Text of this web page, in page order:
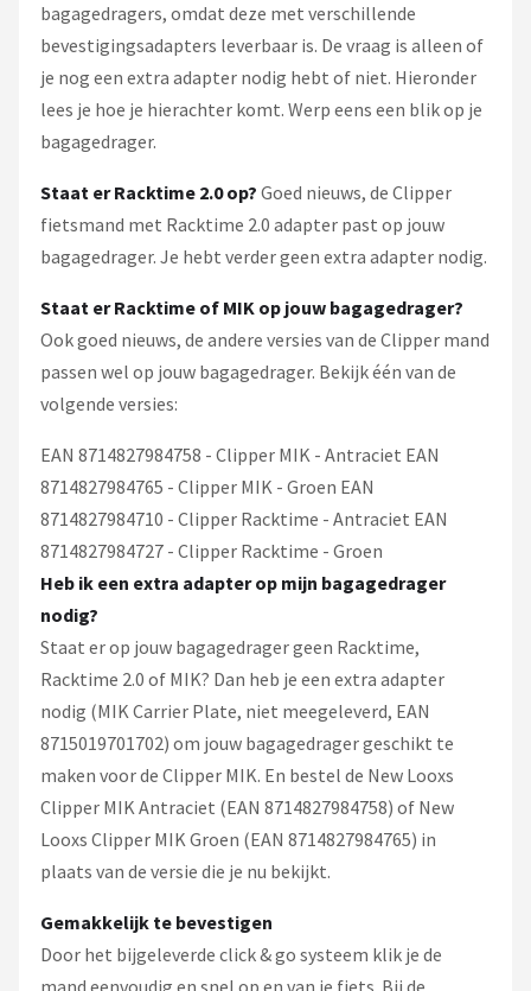
bagagedragers, omdat deze met verschillende
bevestigingsadapters leverbaar is. De vraag is alleen of
je nog een extra adapter nodig hebt of niet. Hieronder
lees je hoe je hierachter komt. Werp eens een blik op je
bagagedrager.
Staat er Racktime 2.0 op? Goed nieuws, de Clipper
fietsmand met Racktime 2.0 adapter past op jouw
bagagedrager. Je hebt verder geen extra adapter nodig.
Staat er Racktime of MIK op jouw bagagedrager?
Ook goed nieuws, de andere versies van de Clipper mand
passen wel op jouw bagagedrager. Bekijk één van de
volgende versies:
EAN 8714827984758 - Clipper MIK - Antraciet EAN
8714827984765 - Clipper MIK - Groen EAN
8714827984710 - Clipper Racktime - Antraciet EAN
8714827984727 - Clipper Racktime - Groen
Heb ik een extra adapter op mijn bagagedrager
nodig?
Staat er op jouw bagagedrager geen Racktime,
Racktime 2.0 of MIK? Dan heb je een extra adapter
nodig (MIK Carrier Plate, niet meegeleverd, EAN
8715019701702) om jouw bagagedrager geschikt te
maken voor de Clipper MIK. En bestel de New Looxs
Clipper MIK Antraciet (EAN 8714827984758) of New
Looxs Clipper MIK Groen (EAN 8714827984765) in
plaats van de versie die je nu bekijkt.
Gemakkelijk te bevestigen
Door het bijgeleverde click & go systeem klik je de
mand eenvoudig en snel op en van je fiets. Bij de